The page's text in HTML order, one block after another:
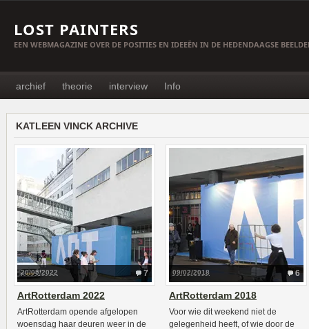
LOST PAINTERS
EEN WEBMAGAZINE OVER DE POSITIES EN IDEEËN IN DE HEDENDAAGSE
archief theorie interview Info
KATLEEN VINCK ARCHIVE
7
20/05/2022
ArtRotterdam 2022
ArtRotterdam opende afgelopen
woensdag haar deuren weer in de
6
09/02/2018
ArtRotterdam 2018
Voor wie dit weekend niet de
gelegenheid heeft, of wie door de